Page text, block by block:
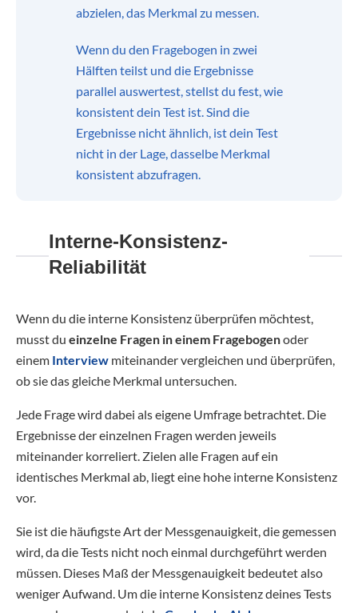
abzielen, das Merkmal zu messen.
Wenn du den Fragebogen in zwei
Hälften teilst und die Ergebnisse
parallel auswertest, stellst du fest, wie
konsistent dein Test ist. Sind die
Ergebnisse nicht ähnlich, ist dein Test
nicht in der Lage, dasselbe Merkmal
konsistent abzufragen.
Interne-Konsistenz-
Reliabilität
Wenn du die interne Konsistenz überprüfen möchtest,
musst du einzelne Fragen in einem Fragebogenoder
einem Interview miteinander vergleichen und überprüfen,
ob sie das gleiche Merkmal untersuchen.
Jede Frage wird dabei als eigene Umfrage betrachtet. Die
Ergebnisse der einzelnen Fragen werden jeweils
miteinander korreliert. Zielen alle Fragen auf ein
identisches Merkmal ab, liegt eine hohe interne Konsistenz
vor.
Sie ist die häufigste Art der Messgenauigkeit, die gemessen
wird, da die Tests nicht noch einmal durchgeführt werden
müssen. Dieses Maß der Messgenauigkeit bedeutet also
weniger Aufwand. Um die interne Konsistenz deines Tests